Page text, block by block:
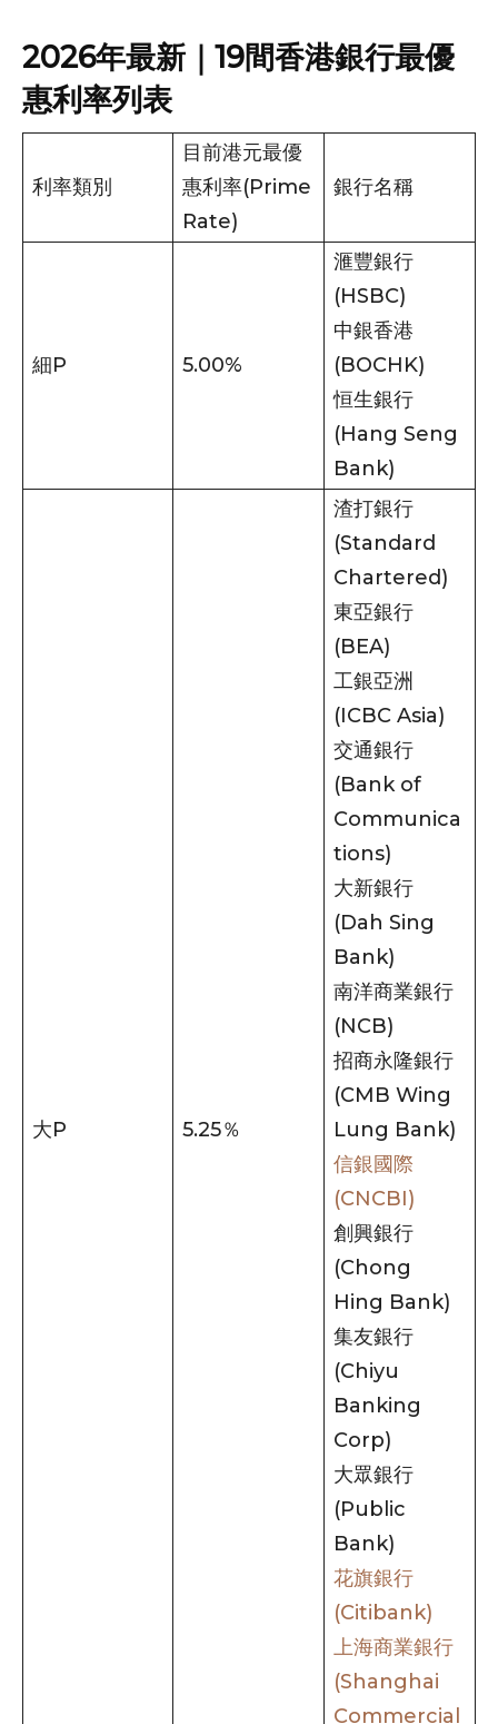
2026年最新｜19間香港銀行最優
惠利率列表
利率類別
目前港元最優
惠利率(Prime
Rate)
銀行名稱
細P 5.00%
滙豐銀行
(HSBC)
中銀香港
(BOCHK)
恒生銀行
(Hang Seng
Bank)
大P 5.25％
渣打銀行
(Standard
Chartered)
東亞銀行
(BEA)
工銀亞洲
(ICBC Asia)
交通銀行
(Bank of
Communica
tions)
大新銀行
(Dah Sing
Bank)
南洋商業銀行
(NCB)
招商永隆銀行
(CMB Wing
Lung Bank)
信銀國際
(CNCBI)
創興銀行
(Chong
Hing Bank)
集友銀行
(Chiyu
Banking
Corp)
大眾銀行
(Public
Bank)
花旗銀行
(Citibank)
上海商業銀行
(Shanghai
Commercial